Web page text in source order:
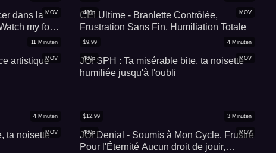
MOV
dans la
my foot
MOV
480p
CEI Ultime - Branlette Contrôlée,
Frustration Sans Fin, Humiliation Totale
MOV
11 Minuten
artistique
MOV
480p
$9.99 4 Minuten
JOI SPH : Ta misérable bite, ta noisette
humiliée jusqu'à l'oubli
MOV
4 Minuten
ta noisette
MOV
480p
$12.99 3 Minuten
JOI Denial - Soumis à Mon Cycle, Frustré
Pour l'Éternité Aucun droit de jouir,